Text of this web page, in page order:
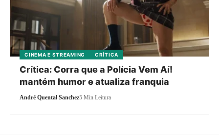
CINEMA E STREAMING CRÍTICA
Crítica: Corra que a Polícia Vem Aí!
mantém humor e atualiza franquia
André Quental Sanchez5 Min Leitura